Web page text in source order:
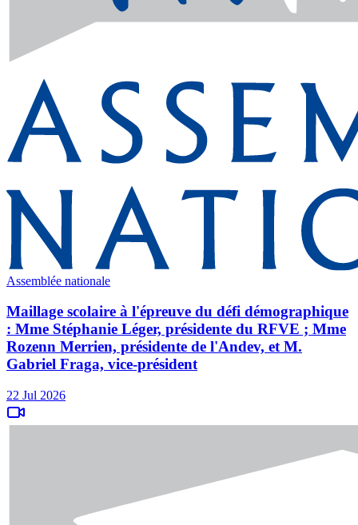
Assemblée nationale
Maillage scolaire à l'épreuve du défi démographique
: Mme Stéphanie Léger, présidente du RFVE ; Mme
Rozenn Merrien, présidente de l'Andev, et M.
Gabriel Fraga, vice-président
22 Jul 2026